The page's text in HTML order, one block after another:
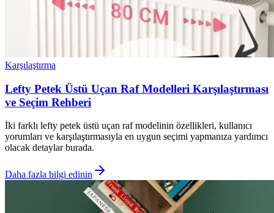
Karşılaştırma
Lefty Petek Üstü Uçan Raf Modelleri Karşılaştırması
ve Seçim Rehberi
İki farklı lefty petek üstü uçan raf modelinin özellikleri, kullanıcı
yorumları ve karşılaştırmasıyla en uygun seçimi yapmanıza yardımcı
olacak detaylar burada.
Daha fazla bilgi edinin